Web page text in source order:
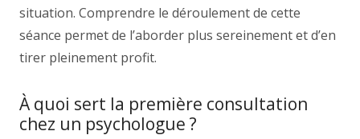
situation. Comprendre le déroulement de cette
séance permet de l’aborder plus sereinement et d’en
tirer pleinement profit.
À quoi sert la première consultation
chez un psychologue ?